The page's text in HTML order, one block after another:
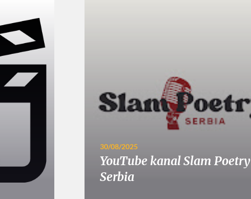
30/08/2025
YouTube kanal Slam Poetry
Serbia